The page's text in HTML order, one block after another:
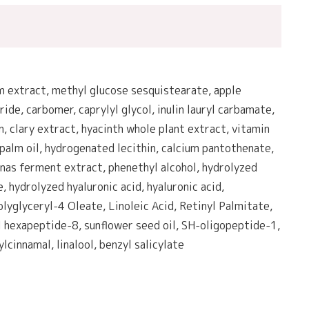
extract, methyl glucose sesquistearate, apple
carbomer, caprylyl glycol, inulin lauryl carbamate,
clary extract, hyacinth whole plant extract, vitamin
oil, hydrogenated lecithin, calcium pantothenate,
ferment extract, phenethyl alcohol, hydrolyzed
hyaluronic acid, hyaluronic acid,
4 Oleate, Linoleic Acid, Retinyl Palmitate,
8, sunflower seed oil, SH-oligopeptide-1,
linalool, benzyl salicylate